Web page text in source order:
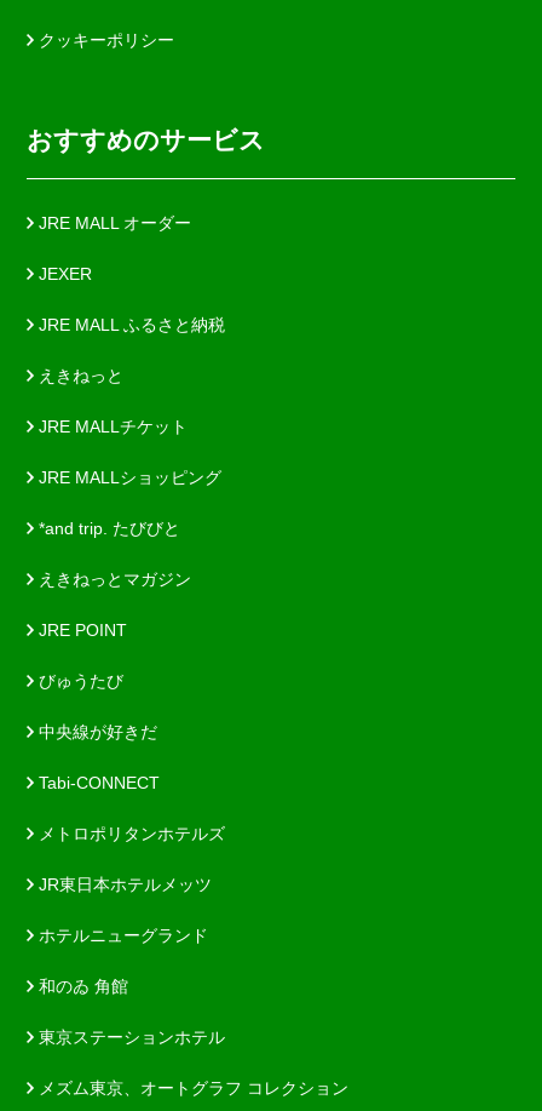
クッキーポリシー
おすすめのサービス
JRE MALL オーダー
JEXER
JRE MALL ふるさと納税
えきねっと
JRE MALLチケット
JRE MALLショッピング
*and trip. たびびと
えきねっとマガジン
JRE POINT
びゅうたび
中央線が好きだ
Tabi-CONNECT
メトロポリタンホテルズ
JR東日本ホテルメッツ
ホテルニューグランド
和のゐ 角館
東京ステーションホテル
メズム東京、オートグラフ コレクション